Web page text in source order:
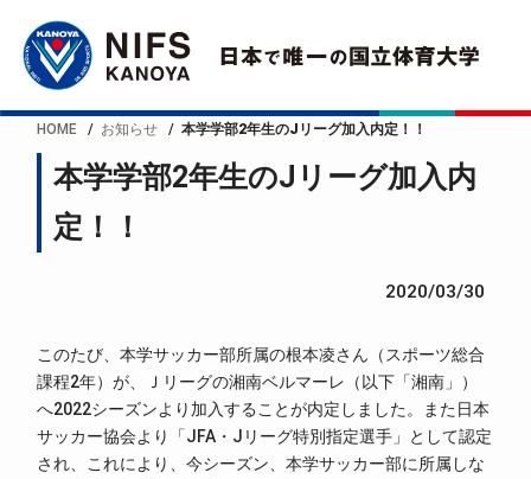
HOME お知らせ 本学学部2年生のJリーグ加入内定！！
本学学部2年生のJリーグ加入内
定！！
2020/03/30
このたび、本学サッカー部所属の根本凌さん（スポーツ総合
課程2年）が、Ｊリーグの湘南ベルマーレ（以下「湘南」）
へ2022シーズンより加入することが内定しました。また日本
サッカー協会より「JFA・Jリーグ特別指定選手」として認定
され、これにより、今シーズン、本学サッカー部に所属しな